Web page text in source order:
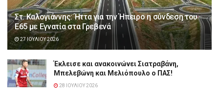
Στ. Καλογιάννης: Ήττα για την Ήπειρο η σύνδεση του
Ε65 με Εγνατία στα Γρεβενά
27 ΙΟΥΛΊΟΥ 2026
Έκλεισε και ανακοινώνει Σιατραβάνη,
Μπελεβώνη και Μελιόπουλο ο ΠΑΣ!
28 ΙΟΥΛΊΟΥ 2026